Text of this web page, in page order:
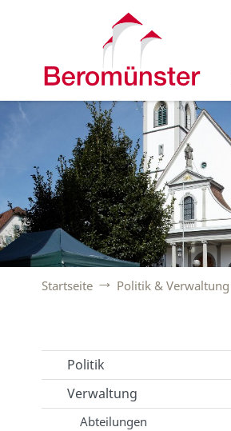
Startseite Politik & Verwaltung
Politik
Verwaltung
Abteilungen